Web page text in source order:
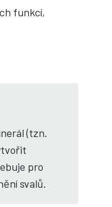
funkcí,
(tzn.
pro
svalů.